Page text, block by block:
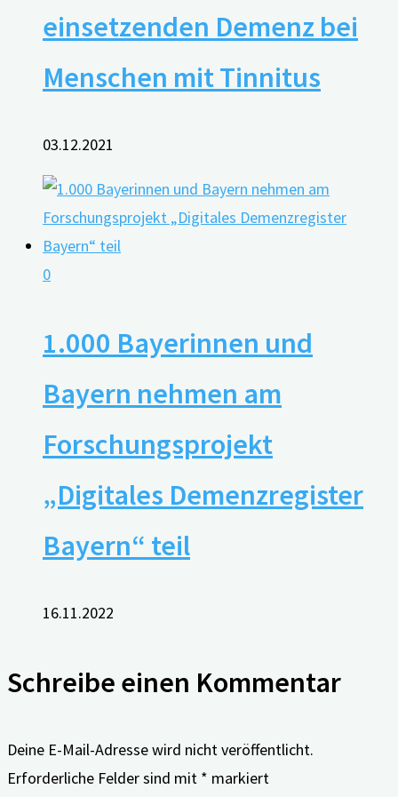
einsetzenden Demenz bei
Menschen mit Tinnitus
03.12.2021
0
1.000 Bayerinnen und
Bayern nehmen am
Forschungsprojekt
„Digitales Demenzregister
Bayern“ teil
16.11.2022
Schreibe einen Kommentar
Deine E-Mail-Adresse wird nicht veröffentlicht.
Erforderliche Felder sind mit * markiert